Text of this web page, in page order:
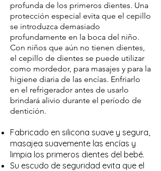
profunda de los primeros dientes. Una
protección especial evita que el cepillo
se introduzca demasiado
profundamente en la boca del niño.
Con niños que aún no tienen dientes,
el cepillo de dientes se puede utilizar
como mordedor, para masajes y para la
higiene diaria de las encías. Enfriarlo
en el refrigerador antes de usarlo
brindará alivio durante el período de
dentición.
Fabricado en silicona suave y segura,
masajea suavemente las encías y
limpia los primeros dientes del bebé.
Su escudo de seguridad evita que el